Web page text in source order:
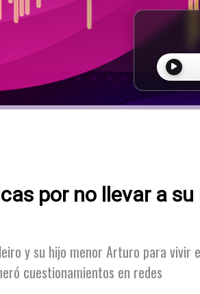
por no llevar a su
y su hijo menor Arturo para vivir
cuestionamientos en redes